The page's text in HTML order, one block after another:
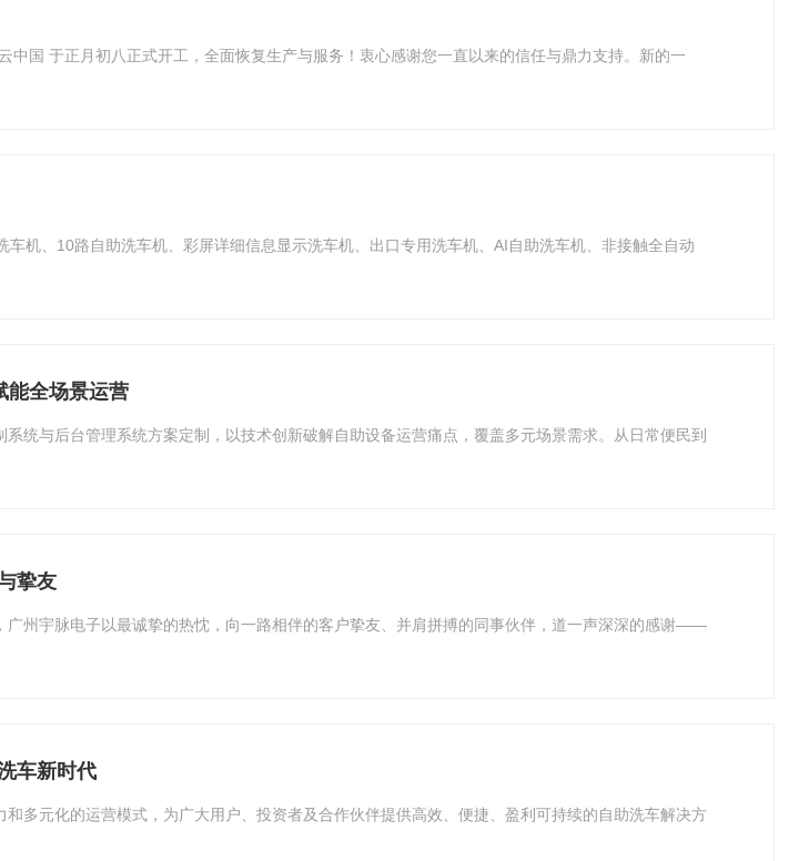
国 于正月初八正式开工，全面恢复生产与服务！衷心感谢您一直以来的信任与鼎力支持。新的一
机、10路自助洗车机、彩屏详细信息显示洗车机、出口专用洗车机、AI自助洗车机、非接触全自动
能全场景运营
统与后台管理系统方案定制，以技术创新破解自助设备运营痛点，覆盖多元场景需求。从日常便民到
挚友
广州宇脉电子以最诚挚的热忱，向一路相伴的客户挚友、并肩拼搏的同事伙伴，道一声深深的感谢——
车新时代
多元化的运营模式，为广大用户、投资者及合作伙伴提供高效、便捷、盈利可持续的自助洗车解决方